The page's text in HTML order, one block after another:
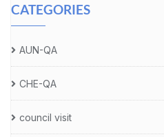
CATEGORIES
AUN-QA
CHE-QA
council visit